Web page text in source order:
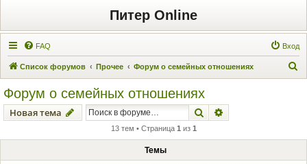
Питер Online
FAQ Вход
Список форумов Прочее Форум о семейных отношениях
Форум о семейных отношениях
Новая тема Поиск
13 тем • Страница 1 из 1
Темы